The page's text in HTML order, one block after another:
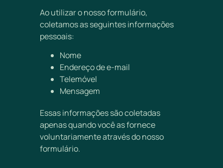
Ao utilizar o nosso formulário,
coletamos as seguintes informações
pessoais:
Nome
Endereço de e-mail
Telemóvel
Mensagem
Essas informações são coletadas
apenas quando você as fornece
voluntariamente através do nosso
formulário.